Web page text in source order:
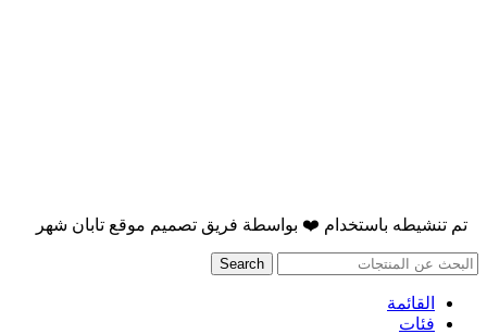
تم تنشيطه باستخدام ❤️ بواسطة فريق تصميم موقع تابان شهر
Search
القائمة
فئات